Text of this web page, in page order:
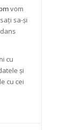
vom
sa-și
cu
și
cu cei